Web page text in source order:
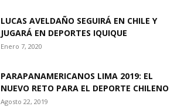
LUCAS AVELDAÑO SEGUIRÁ EN CHILE Y
JUGARÁ EN DEPORTES IQUIQUE
Enero 7, 2020
PARAPANAMERICANOS LIMA 2019: EL
NUEVO RETO PARA EL DEPORTE CHILENO
Agosto 22, 2019